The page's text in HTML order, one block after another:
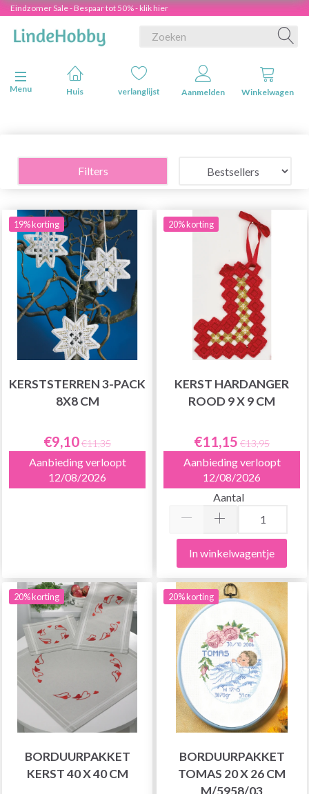
Eindzomer Sale - Bespaar tot 50% - klik hier
Navigatie in-/uitschakelen
Menu
Huis verlanglijst Aanmelden Winkelwagen
Filters
19% korting
KERSTSTERREN 3-PACK
8X8 CM
€9,10€11,35
Aanbieding verloopt
12/08/2026
20% korting
KERST HARDANGER
ROOD 9 X 9 CM
€11,15 €13,95
Aanbieding verloopt
12/08/2026
Aantal
In winkelwagentje
20% korting
BORDUURPAKKET
KERST 40 X 40 CM
20% korting
BORDUURPAKKET
TOMAS 20 X 26 CM
M/5958/03